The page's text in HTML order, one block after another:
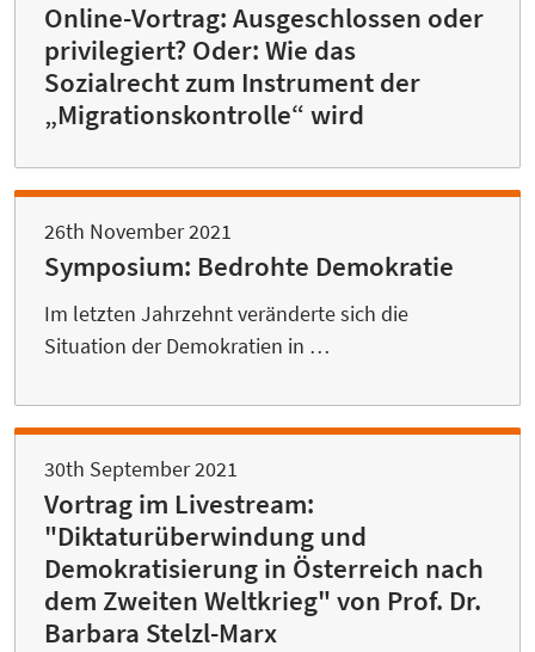
Online-Vortrag: Ausgeschlossen oder
privilegiert? Oder: Wie das
Sozialrecht zum Instrument der
„Migrationskontrolle“ wird
26th November 2021
Symposium: Bedrohte Demokratie
Im letzten Jahrzehnt veränderte sich die
Situation der Demokratien in …
30th September 2021
Vortrag im Livestream:
"Diktaturüberwindung und
Demokratisierung in Österreich nach
dem Zweiten Weltkrieg" von Prof. Dr.
Barbara Stelzl-Marx